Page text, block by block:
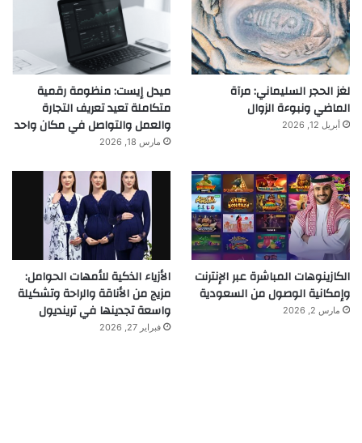
لغز الحجر السليماني: مرآة
الماضي ونبوءة الزوال
أبريل 12, 2026
ميدل إيست: منظومة رقمية
متكاملة تعيد تعريف التجارة
والعمل والتواصل في مكان واحد
مارس 18, 2026
الكازينوهات المباشرة عبر الإنترنت
وإمكانية الوصول من السعودية
مارس 2, 2026
الأزياء الذكية للأمهات الحوامل:
مزيج من الأناقة والراحة وتشكيلة
واسعة تجدينها في ترينديول
فبراير 27, 2026